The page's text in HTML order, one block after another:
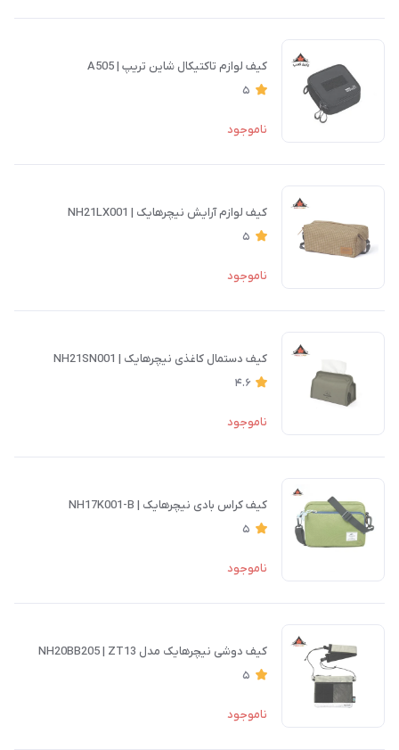
کیف لوازم تاکتیکال شاین تریپ | A505
5
ناموجود
کیف لوازم آرایش نیچرهایک | NH21LX001
5
ناموجود
کیف دستمال کاغذی نیچرهایک | NH21SN001
4.6
ناموجود
کیف کراس بادی نیچرهایک | NH17K001-B
5
ناموجود
کیف دوشی نیچرهایک مدل NH20BB205 | ZT13
5
ناموجود